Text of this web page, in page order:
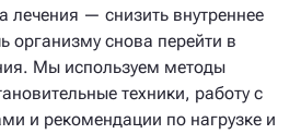
лечения — снизить внутреннее
организму снова перейти в
Мы используем методы
техники, работу с
и рекомендации по нагрузке и